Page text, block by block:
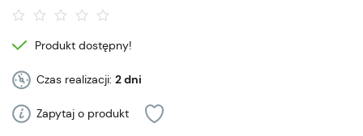
Produkt dostępny!
Czas realizacji: 2 dni
Zapytaj o produkt